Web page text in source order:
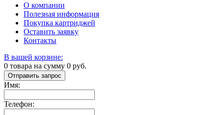
О компании
Полезная информация
Покупка картриджей
Оставить заявку
Контакты
В вашей корзине:
0 товара на сумму 0 руб.
Отправить запрос
Имя:
Телефон: